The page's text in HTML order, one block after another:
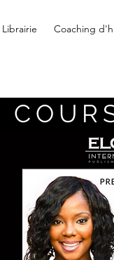
Librairie Coaching